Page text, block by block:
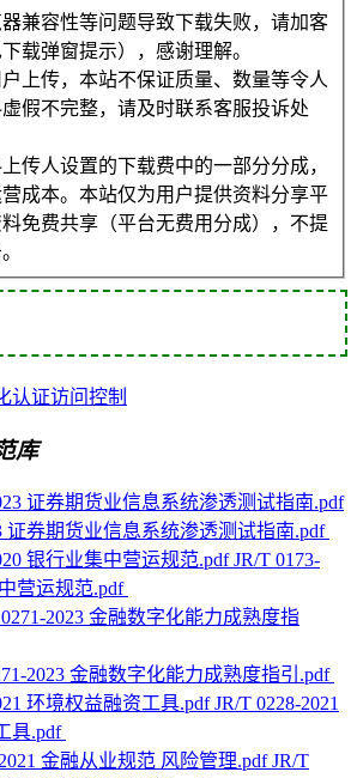
兼容性等问题导致下载失败，请加客
载弹窗提示），感谢理解。
上传，本站不保证质量、数量等令人
假不完整，请及时联系客服投诉处
传人设置的下载费中的一部分分成，
成本。本站仅为用户提供资料分享平
免费共享（平台无费用分成），不提
认证访问控制
库
证券期货业信息系统渗透测试指南.pdf
JR/T 0173-
营运规范.pdf
2023 金融数字化能力成熟度指引.pdf
JR/T 0228-2021
具.pdf
JR/T